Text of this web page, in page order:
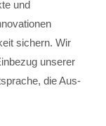
und
sichern. Wir
unserer
die Aus-